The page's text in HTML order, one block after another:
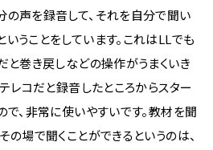
声を録音して、それを自分で聞い
うことをしています。これはLLでも
と巻き戻しなどの操作がうまくいき
テレコだと録音したところからスター
で、非常に使いやすいです。教材を聞
の場で聞くことができるというのは、